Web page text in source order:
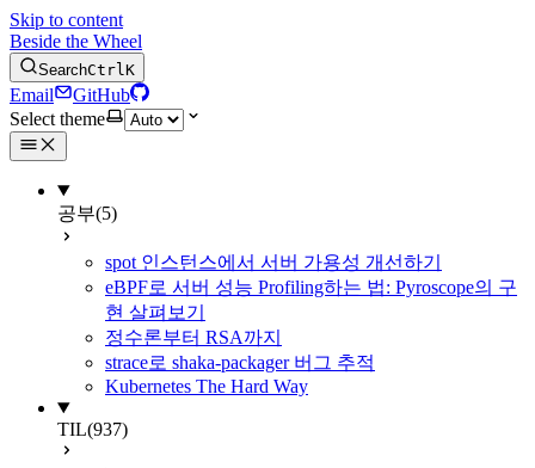
Skip to content
Beside the Wheel
SearchCtrlK
Email
GitHub
Select theme
공부(5)
spot 인스턴스에서 서버 가용성 개선하기
eBPF로 서버 성능 Profiling하는 법: Pyroscope의 구
현 살펴보기
정수론부터 RSA까지
strace로 shaka-packager 버그 추적
Kubernetes The Hard Way
TIL(937)